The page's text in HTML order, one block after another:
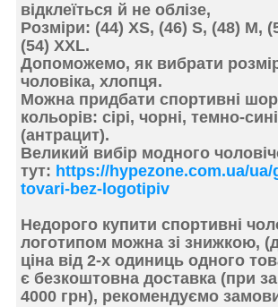
відклеїться й не облізе,
Розміри: (44) XS, (46) S, (48) M,
(54) ХХL.
Допоможемо, як вибрати
чоловіка, хлопця.
Можна придбати спортивні
кольорів: сірі, чорні, темно-
(антрацит).
Великий вибір модного
тут: https://hypezone.com.ua/ua/
tovari-bez-logotipiv
Недорого купити спортивні
логотипом можна зі знижкою,
ціна від 2-х одиниць одного
є безкоштовна доставка (при
4000 грн), рекомендуємо